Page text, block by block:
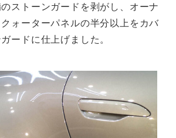
ストーンガードを剥がし、オーナ
ォーターパネルの半分以上をカバ
ードに仕上げました。